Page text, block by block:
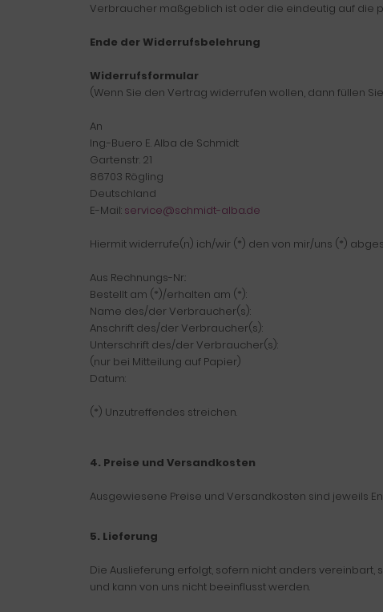
Verbraucher maßgeblich ist oder die eindeutig auf die
Ende der Widerrufsbelehrung
Widerrufsformular
(Wenn Sie den Vertrag widerrufen wollen, dann füllen
An
Ing.-Buero E. Alba de Schmidt
Gartenstr. 21
86703 Rögling
Deutschland
E-Mail: service@schmidt-alba.de
Hiermit widerrufe(n) ich/wir (*) den von mir/uns (*)
Aus Rechnungs-Nr.:
Bestellt am (*)/erhalten am (*):
Name des/der Verbraucher(s):
Anschrift des/der Verbraucher(s):
Unterschrift des/der Verbraucher(s):
(nur bei Mitteilung auf Papier)
Datum:
(*) Unzutreffendes streichen.
4. Preise und Versandkosten
Ausgewiesene Preise und Versandkosten sind jeweils
5. Lieferung
Die Auslieferung erfolgt, sofern nicht anders
und kann von uns nicht beeinflusst werden.